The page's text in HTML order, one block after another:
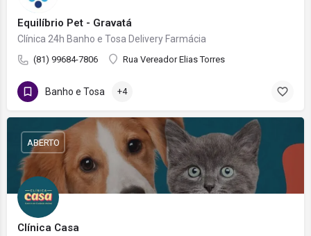
Equilíbrio Pet - Gravatá
Clínica 24h Banho e Tosa Delivery Farmácia
(81) 99684-7806 Rua Vereador Elias Torres
Banho e Tosa +4
Clínica Casa
ABERTO